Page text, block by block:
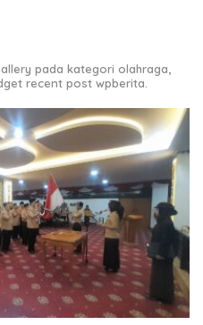
pada kategori olahraga,
recent post wpberita.